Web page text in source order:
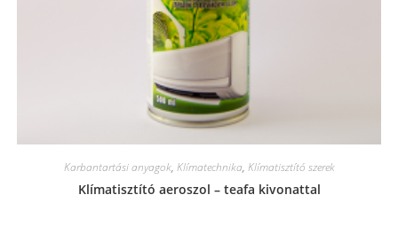
Karbantartási anyagok, Klímatechnika, Klímatisztító szerek
Klímatisztító aeroszol – teafa kivonattal